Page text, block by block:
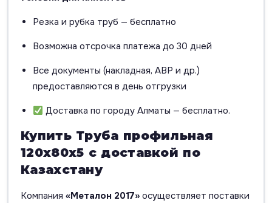
Резка и рубка труб — бесплатно
Возможна отсрочка платежа до 30 дней
Все документы (накладная, АВР и др.)
предоставляются в день отгрузки
Доставка по городу Алматы — бесплатно.
Купить Труба профильная
120х80х5 с доставкой по
Казахстану
Компания «Металон 2017» осуществляет поставки